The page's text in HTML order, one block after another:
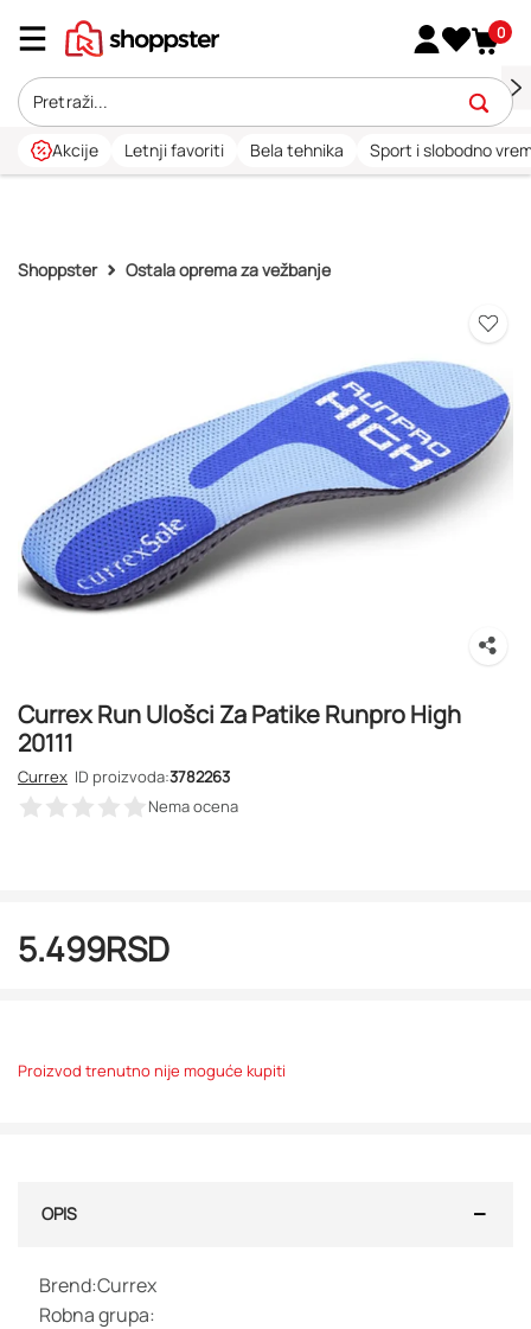
0
Akcije Letnji favoriti Bela tehnika Sport i slobodno
Shoppster Ostala oprema za vežbanje
Currex Run Ulošci Za Patike Runpro High
20111
Currex ID proizvoda:3782263
Nema ocena
5.499RSD
Proizvod trenutno nije moguće kupiti
OPIS
Brend:Currex
Robna grupa: